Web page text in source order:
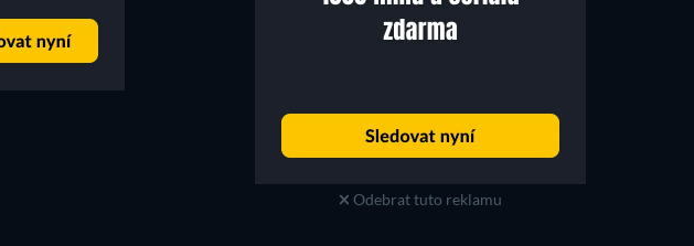
Odebrat tuto reklamu